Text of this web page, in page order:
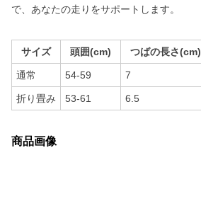
で、あなたの走りをサポートします。
サイズ 頭囲(cm) つばの長さ(cm)
通常 54-59 7
折り畳み 53-61 6.5
商品画像